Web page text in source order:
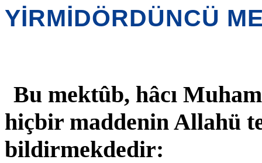
YİRMİDÖRDÜNCÜ
Bu mektûb, hâcı
hiçbir maddenin Allahü
bildirmekdedir: